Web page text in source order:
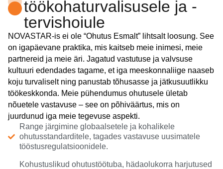
töökohaturvalisusele ja -
tervishoiule
NOVASTAR-is ei ole “Ohutus Esmalt” lihtsalt loosung. See
on igapäevane praktika, mis kaitseb meie inimesi, meie
partnereid ja meie äri. Jagatud vastutuse ja valvsuse
kultuuri edendades tagame, et iga meeskonnaliige naaseb
koju turvaliselt ning panustab tõhusasse ja jätkusuutlikku
töökeskkonda. Meie pühendumus ohutusele ületab
nõuetele vastavuse – see on põhiväärtus, mis on
juurdunud iga meie tegevuse aspekti.
Range järgimine globaalsetele ja kohalikele
ohutusstandarditele, tagades vastavuse uusimatele
tööstusregulatsioonidele.
Kohustuslikud ohutustöötuba, hädaolukorra harjutused